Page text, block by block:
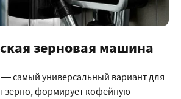
зерновая машина
самый универсальный вариант для
зерно, формирует кофейную